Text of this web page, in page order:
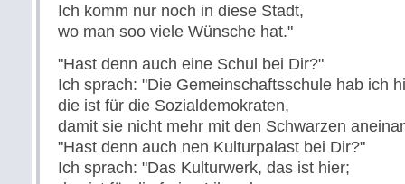
Ich komm nur noch in diese Stadt,
wo man soo viele Wünsche hat."
"Hast denn auch eine Schul bei Dir?"
Ich sprach: "Die Gemeinschaftsschule hab ich
die ist für die Sozialdemokraten,
damit sie nicht mehr mit den Schwarzen
"Hast denn auch nen Kulturpalast bei Dir?"
Ich sprach: "Das Kulturwerk, das ist hier;